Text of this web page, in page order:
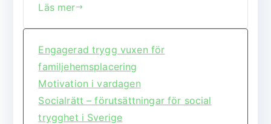
c
e
b
o
o
k
te
r
l
s
A
p
p
Läs mer
Engagerad trygg vuxen för
familjehemsplacering
Motivation i vardagen
Socialrätt – förutsättningar för social
trygghet i Sverige